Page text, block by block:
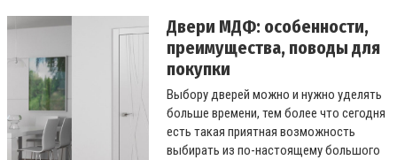
Двери МДФ: особенности,
преимущества, поводы для
покупки
Выбору дверей можно и нужно уделять
больше времени, тем более что сегодня
есть такая приятная возможность
выбирать из по-настоящему большого